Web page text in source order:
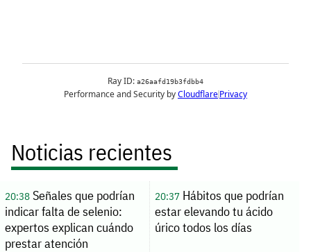
Noticias recientes
20:38Señales que podrían
indicar falta de selenio:
expertos explican cuándo
prestar atención
20:37Hábitos que podrían
estar elevando tu ácido
úrico todos los días